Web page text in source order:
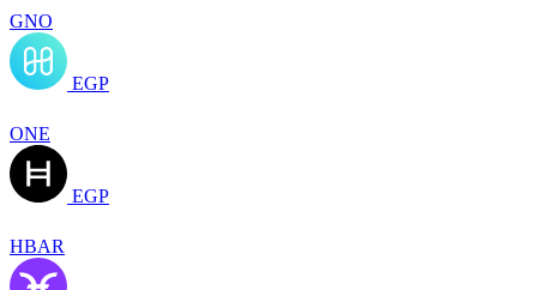
GNO
EGP
ONE
EGP
HBAR